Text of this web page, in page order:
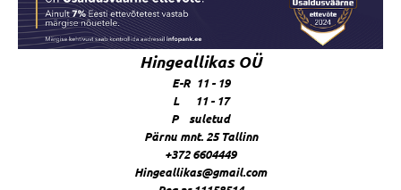
Hingeallikas OÜ
E-R 11 - 19
L 11 - 17
P suletud
Pärnu mnt. 25 Tallinn
+372 6604449
Hingeallikas@gmail.com